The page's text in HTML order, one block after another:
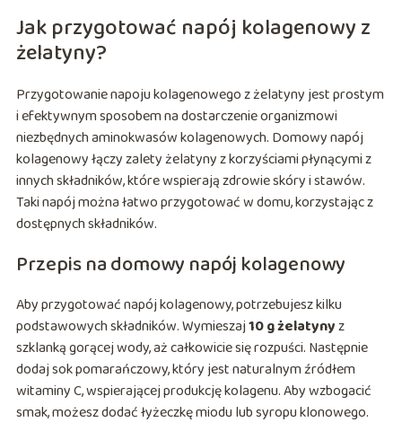
Jak przygotować napój kolagenowy z
żelatyny?
Przygotowanie napoju kolagenowego z żelatyny jest prostym
i efektywnym sposobem na dostarczenie organizmowi
niezbędnych aminokwasów kolagenowych. Domowy napój
kolagenowy łączy zalety żelatyny z korzyściami płynącymi z
innych składników, które wspierają zdrowie skóry i stawów.
Taki napój można łatwo przygotować w domu, korzystając z
dostępnych składników.
Przepis na domowy napój kolagenowy
Aby przygotować napój kolagenowy, potrzebujesz kilku
podstawowych składników. Wymieszaj10 g żelatynyz
szklanką gorącej wody, aż całkowicie się rozpuści. Następnie
dodaj sok pomarańczowy, który jest naturalnym źródłem
witaminy C, wspierającej produkcję kolagenu. Aby wzbogacić
smak, możesz dodać łyżeczkę miodu lub syropu klonowego.